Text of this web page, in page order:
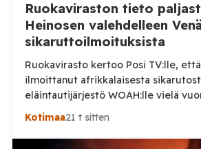
Ruokaviraston tieto
Heinosen valehdelleen
sikaruttoilmoituksista
Ruokavirasto kertoo Posi TV:lle,
ilmoittanut afrikkalaisesta
eläintautijärjestö WOAH:lle vielä
haastaa kokoomuksen
sikaruttoilmoituksista. Suomi on
Kotimaa21 t sitten